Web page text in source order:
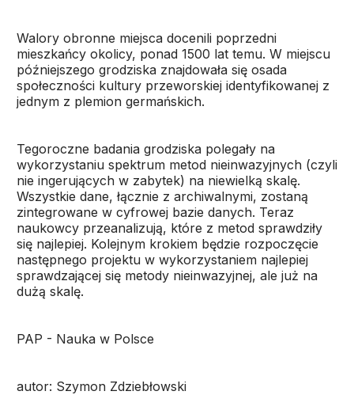
Walory obronne miejsca docenili poprzedni
mieszkańcy okolicy, ponad 1500 lat temu. W miejscu
późniejszego grodziska znajdowała się osada
społeczności kultury przeworskiej identyfikowanej z
jednym z plemion germańskich.
Tegoroczne badania grodziska polegały na
wykorzystaniu spektrum metod nieinwazyjnych (czyli
nie ingerujących w zabytek) na niewielką skalę.
Wszystkie dane, łącznie z archiwalnymi, zostaną
zintegrowane w cyfrowej bazie danych. Teraz
naukowcy przeanalizują, które z metod sprawdziły
się najlepiej. Kolejnym krokiem będzie rozpoczęcie
następnego projektu w wykorzystaniem najlepiej
sprawdzającej się metody nieinwazyjnej, ale już na
dużą skalę.
PAP - Nauka w Polsce
autor: Szymon Zdziebłowski